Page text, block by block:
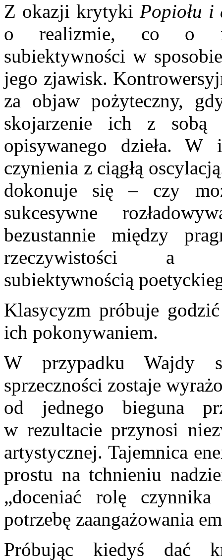
Z okazji krytyki Popiołu i
o realizmie, co o
subiektywności w
jego zjawisk.
za objaw pożyteczny,
skojarzenie ich z sobą
opisywanego dzieła.
czynienia z ciągłą
dokonuje się – czy
sukcesywne
bezustannie między
rzeczywistości a
subiektywnością
Klasycyzm próbuje
ich pokonywaniem.
W przypadku Wajdy
sprzeczności zostaje
od jednego bieguna
w rezultacie przynosi
artystycznej. Tajemnica
prostu na tchnieniu
„doceniać rolę
potrzebę zaangażowania
Próbując kiedyś dać